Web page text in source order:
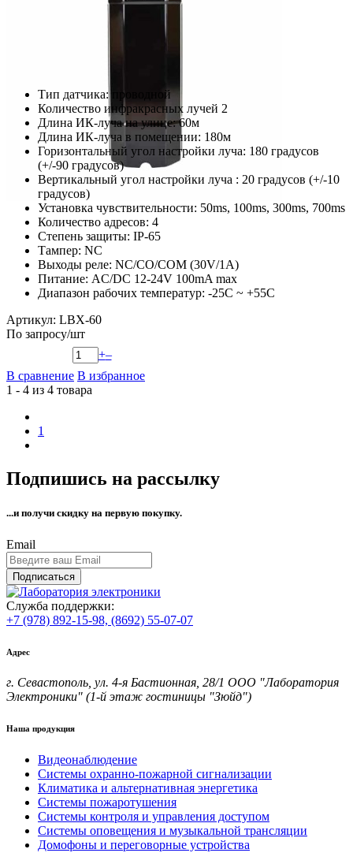
Тип датчика: проводной
Количество инфракрасных лучей 2
Длина ИК-луча на улице: 60м
Длина ИК-луча в помещении: 180м
Горизонтальный угол настройки луча: 180 градусов
(+/-90 градусов)
Вертикальный угол настройки луча : 20 градусов (+/-10
градусов)
Установка чувствительности: 50ms, 100ms, 300ms, 700ms
Количество адресов: 4
Степень защиты: IP-65
Тампер: NC
Выходы реле: NC/CO/COM (30V/1A)
Питание: AC/DC 12-24V 100mA max
Диапазон рабочих температур: -25С ~ +55С
Артикул: LBX-60
По запросу/шт
+–
В сравнение В избранное
1 - 4 из 4 товара
1
Подпишись на рассылку
...и получи скидку на первую покупку.
Email
Подписаться
Служба поддержки:
+7 (978) 892-15-98, (8692) 55-07-07
Адрес
г. Севастополь, ул. 4-я Бастионная, 28/1 ООО "Лаборатория
Электроники" (1-й этаж гостиницы "Зюйд")
Наша продукция
Видеонаблюдение
Системы охранно-пожарной сигнализации
Климатика и альтернативная энергетика
Системы пожаротушения
Системы контроля и управления доступом
Системы оповещения и музыкальной трансляции
Домофоны и переговорные устройства